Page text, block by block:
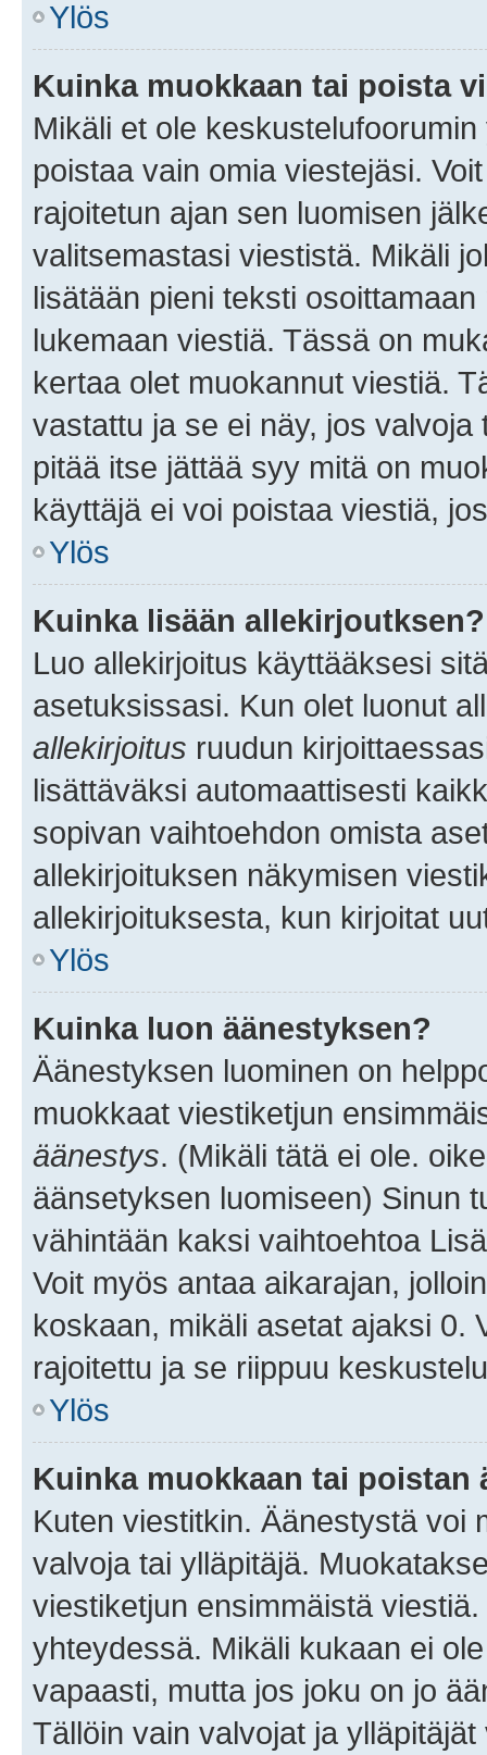
Ylös
Kuinka muokkaan tai poista
Mikäli et ole
poistaa vain omia viestejäsi.
rajoitetun ajan sen luomisen
valitsemastasi viestistä. Mikäli
lisätään pieni teksti
lukemaan viestiä. Tässä on
kertaa olet muokannut viestiä.
vastattu ja se ei näy, jos
pitää itse jättää syy mitä on
käyttäjä ei voi poistaa viestiä,
Ylös
Kuinka lisään allekirjoutksen?
Luo allekirjoitus käyttääksesi
asetuksissasi. Kun olet luonut
allekirjoitus ruudun
lisättäväksi automaattisesti
sopivan vaihtoehdon omista
allekirjoituksen näkymisen
allekirjoituksesta, kun kirjoitat
Ylös
Kuinka luon äänestyksen?
Äänestyksen luominen on
muokkaat viestiketjun
äänestys. (Mikäli tätä ei ole.
äänsetyksen luomiseen) Sinun
vähintään kaksi vaihtoehtoa
Voit myös antaa aikarajan,
koskaan, mikäli asetat ajaksi 0.
rajoitettu ja se riippuu
Ylös
Kuinka muokkaan tai poistan
Kuten viestitkin. Äänestystä voi
valvoja tai ylläpitäjä.
viestiketjun ensimmäistä
yhteydessä. Mikäli kukaan ei
vapaasti, mutta jos joku on jo
Tällöin vain valvojat ja